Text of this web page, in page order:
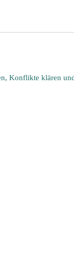
Konflikte klären